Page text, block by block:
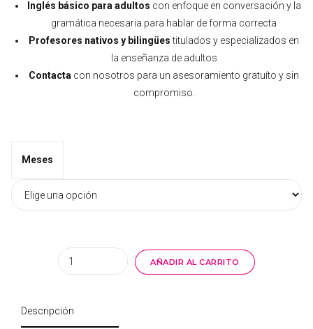
Inglés básico para adultos con enfoque en conversación y la
gramática necesaria para hablar de forma correcta
Profesores nativos y bilingüestitulados y especializados en
la enseñanza de adultos
Contacta con nosotros para un asesoramiento gratuíto y sin
compromiso.
Meses
Quantity
AÑADIR AL CARRITO
Descripción